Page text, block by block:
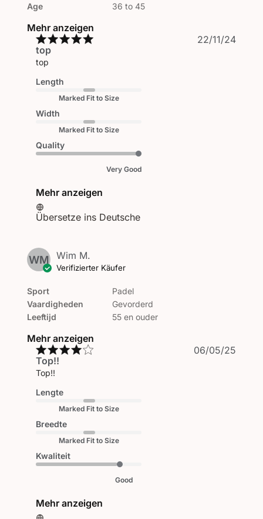
Age
36 to 45
Mehr anzeigen
top
top
Length
Marked Fit to Size
Width
Marked Fit to Size
Quality
Very Good
Mehr anzeigen
Übersetze ins Deutsche
22/11/24
WM Wim M.
Verifizierter Käufer
Sport
Vaardigheden
Leeftijd
Padel
Gevorderd
55 en ouder
Mehr anzeigen
Top!!
Top!!
Lengte
Marked Fit to Size
Breedte
Marked Fit to Size
Kwaliteit
Good
Mehr anzeigen
06/05/25